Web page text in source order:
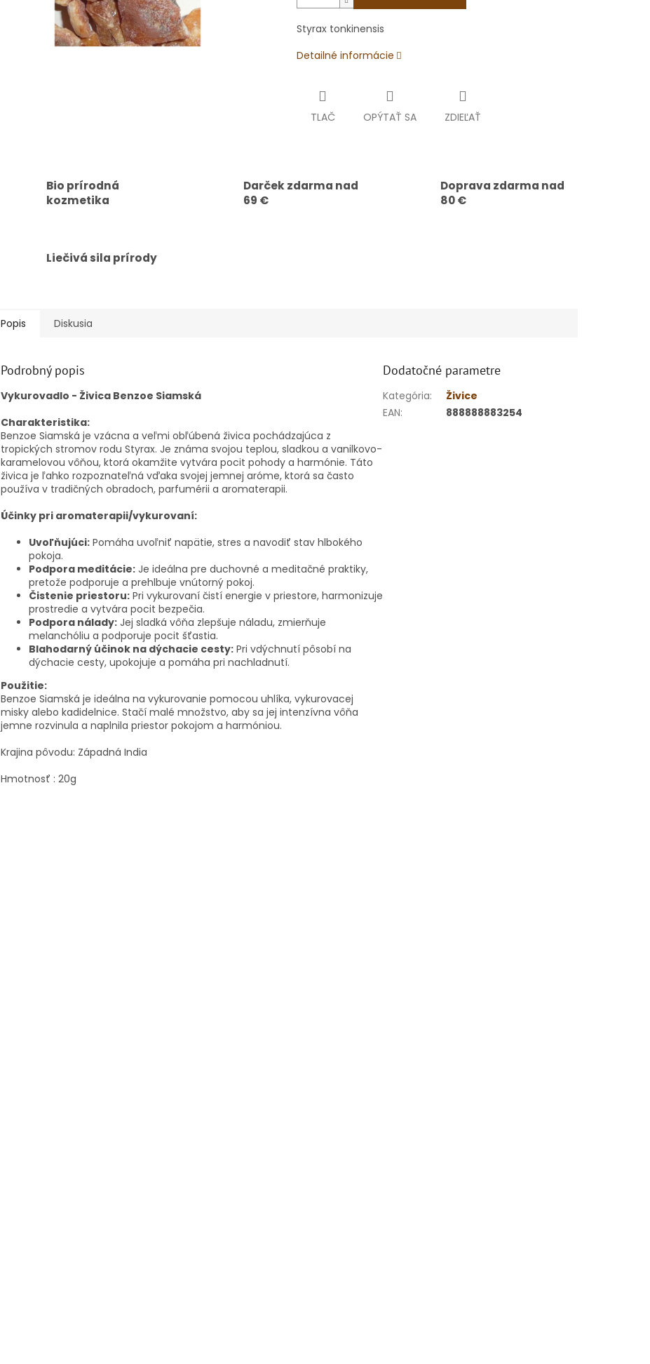
Styrax tonkinensis
Detailné informácie
TLAČ OPÝTAŤ SA ZDIEĽAŤ
Bio prírodná
kozmetika
Darček zdarma nad
69 €
Doprava zdarma nad
80 €
Liečivá sila prírody
Popis Diskusia
Podrobný popis
Vykurovadlo - Živica Benzoe Siamská
Charakteristika:
Benzoe Siamská je vzácna a veľmi obľúbená živica pochádzajúca z
tropických stromov rodu Styrax. Je známa svojou teplou, sladkou a vanilkovo-
karamelovou vôňou, ktorá okamžite vytvára pocit pohody a harmónie. Táto
živica je ľahko rozpoznateľná vďaka svojej jemnej aróme, ktorá sa často
používa v tradičných obradoch, parfumérii a aromaterapii.
Účinky pri aromaterapii/vykurovaní:
Uvoľňujúci: Pomáha uvoľniť napätie, stres a navodiť stav hlbokého
pokoja.
Podpora meditácie: Je ideálna pre duchovné a meditačné praktiky,
pretože podporuje a prehlbuje vnútorný pokoj.
Čistenie priestoru: Pri vykurovaní čistí energie v priestore, harmonizuje
prostredie a vytvára pocit bezpečia.
Podpora nálady: Jej sladká vôňa zlepšuje náladu, zmierňuje
melanchóliu a podporuje pocit šťastia.
Blahodarný účinok na dýchacie cesty: Pri vdýchnutí pôsobí na
dýchacie cesty, upokojuje a pomáha pri nachladnutí.
Použitie:
Benzoe Siamská je ideálna na vykurovanie pomocou uhlíka, vykurovacej
misky alebo kadidelnice. Stačí malé množstvo, aby sa jej intenzívna vôňa
jemne rozvinula a naplnila priestor pokojom a harmóniou.
Krajina pôvodu: Západná India
Hmotnosť : 20g
Dodatočné parametre
Kategória:
Živice
EAN: 888888883254